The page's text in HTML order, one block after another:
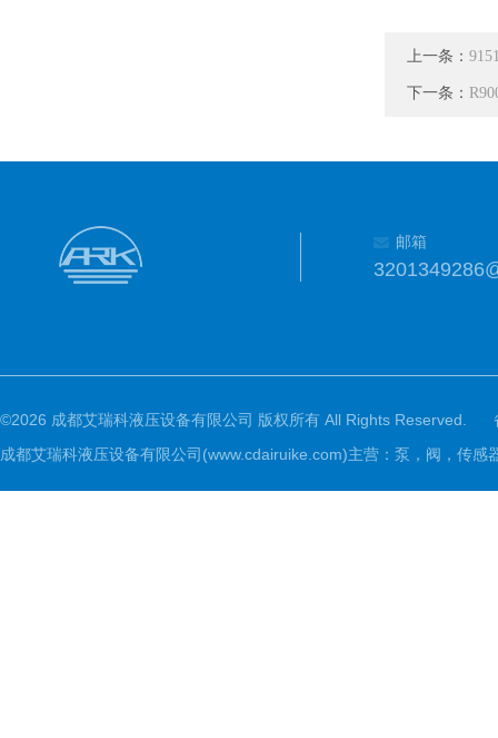
上一条：
下一条：
邮箱
©2026 成都艾瑞科液压设备有限公司 版权所有 All Rights Reserved.
成都艾瑞科液压设备有限公司(www.cdairuike.com)主营：泵，阀，传